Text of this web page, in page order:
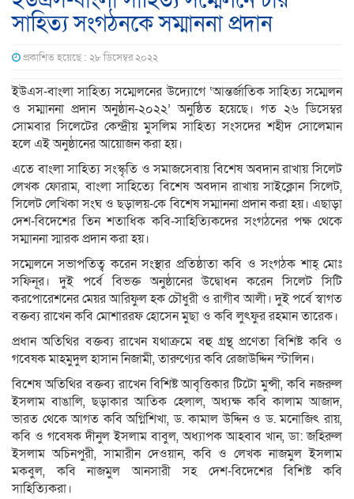
সাহিত্য সংগঠনকে সম্মাননা প্রদান
প্রকাশিত হয়েছে : ২৮ ডিসেম্বর ২০২২
ইউএস-বাংলা সাহিত্য সম্মেলনের উদ্যোগে ‘আন্তর্জাতিক সাহিত্য সম্মেলন
ও সম্মাননা প্রদান অনুষ্ঠান-২০২২’ অনুষ্ঠিত হয়েছে। গত ২৬ ডিসেম্বর
সোমবার সিলেটের কেন্দ্রীয় মুসলিম সাহিত্য সংসদের শহীদ সোলেমান
হলে এই অনুষ্ঠানের আয়োজন করা হয়।
এতে বাংলা সাহিত্য সংস্কৃতি ও সমাজসেবায় বিশেষ অবদান রাখায় সিলেট
লেখক ফোরাম, বাংলা সাহিত্যে বিশেষ অবদান রাখায় সাইক্লোন সিলেট,
সিলেট লেখিকা সংঘ ও ছড়ালয়-কে বিশেষ সম্মাননা প্রদান করা হয়। এছাড়া
দেশ-বিদেশের তিন শতাধিক কবি-সাহিত্যিকদের সংগঠনের পক্ষ থেকে
সম্মাননা স্মারক প্রদান করা হয়।
সম্মেলনে সভাপতিত্ব করেন সংস্থার প্রতিষ্ঠাতা কবি ও সংগঠক শাহ্ মোঃ
সফিনূর। দুই পর্বে বিভক্ত অনুষ্ঠানের উদ্বোধন করেন সিলেট সিটি
করপোরেশনের মেয়র আরিফুল হক চৌধুরী ও রাগীব আলী। দুই পর্বে স্বাগত
বক্তব্য রাখেন কবি মোশাররফ হোসেন মুছা ও কবি লুৎফুর রহমান তারেক।
প্রধান অতিথির বক্তব্য রাখেন যথাক্রমে বহু গ্রন্থ প্রণেতা বিশিষ্ট কবি ও
গবেষক মাহমুদুল হাসান নিজামী, তারুণ্যের কবি রেজাউদ্দিন স্টালিন।
বিশেষ অতিথির বক্তব্য রাখেন বিশিষ্ট আবৃত্তিকার টিটো মুন্সী, কবি নজরুল
ইসলাম বাঙালি, ছড়াকার আতিক হেলাল, অধ্যক্ষ কবি কালাম আজাদ,
ভারত থেকে আগত কবি অগ্নিশিখা, ড. কামাল উদ্দিন ও ড. মনোজিৎ রায়,
কবি ও গবেষক দীনুল ইসলাম বাবুল, অধ্যাপক আহবাব খান, ডা: জহিরুল
ইসলাম অচিনপুরী, সামারীন দেওয়ান, কবি ও লেখক নাজমুল ইসলাম
মকবুল, কবি নাজমুল আনসারী সহ দেশ-বিদেশের বিশিষ্ট কবি
সাহিত্যিকরা।